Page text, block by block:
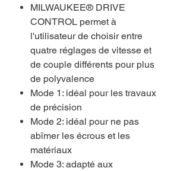
MILWAUKEE® DRIVE
CONTROL permet à
l'utilisateur de choisir entre
quatre réglages de vitesse et
de couple différents pour plus
de polyvalence
Mode 1: idéal pour les travaux
de précision
Mode 2: idéal pour ne pas
abîmer les écrous et les
matériaux
Mode 3: adapté aux